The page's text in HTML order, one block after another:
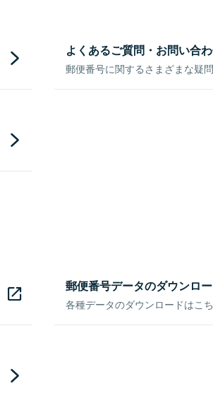
よくあるご質問・お問い合
郵便番号に関するさまざまな疑
郵便番号データのダウンロ
各種データのダウンロードはこ